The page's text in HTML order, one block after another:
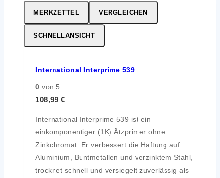
MERKZETTEL VERGLEICHEN
SCHNELLANSICHT
International Interprime 539
0 von 5
108,99 €
International Interprime 539 ist ein
einkomponentiger (1K) Ätzprimer ohne
Zinkchromat. Er verbessert die Haftung auf
Aluminium, Buntmetallen und verzinktem Stahl,
trocknet schnell und versiegelt zuverlässig als